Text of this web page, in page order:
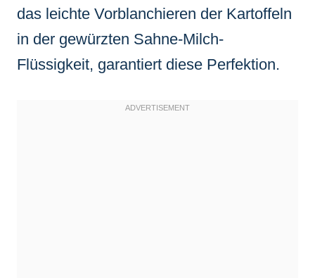
das leichte Vorblanchieren der Kartoffeln
in der gewürzten Sahne-Milch-
Flüssigkeit, garantiert diese Perfektion.